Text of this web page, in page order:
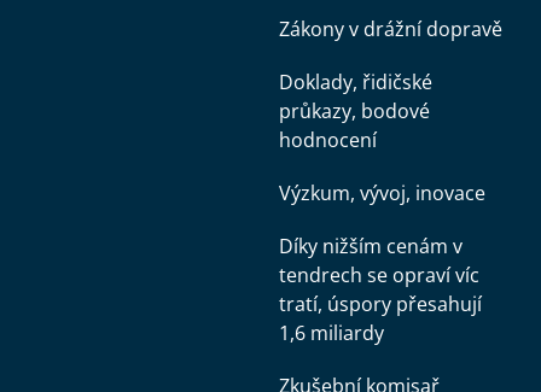
Zákony v drážní dopravě
Doklady, řidičské
průkazy, bodové
hodnocení
Výzkum, vývoj, inovace
Díky nižším cenám v
tendrech se opraví víc
tratí, úspory přesahují
1,6 miliardy
Zkušební komisař